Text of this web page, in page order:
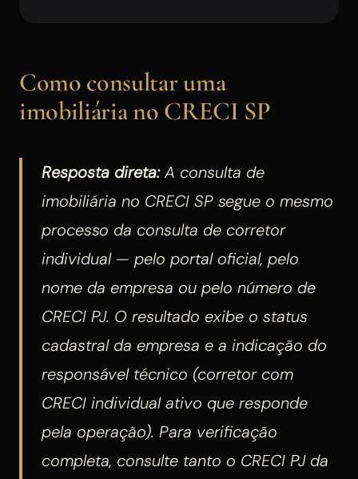
Como consultar uma
imobiliária no CRECI SP
Resposta direta:A consulta de
imobiliária no CRECI SP segue o mesmo
processo da consulta de corretor
individual — pelo portal oficial, pelo
nome da empresa ou pelo número de
CRECI PJ. O resultado exibe o status
cadastral da empresa e a indicação do
responsável técnico (corretor com
CRECI individual ativo que responde
pela operação). Para verificação
completa, consulte tanto o CRECI PJ da